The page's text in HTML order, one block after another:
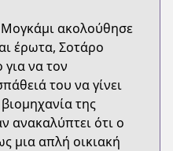
ακολούθησε
έρωτα, Σοτάρο
να τον
του να γίνει
της
ανακαλύπτει ότι ο
μια απλή οικιακή